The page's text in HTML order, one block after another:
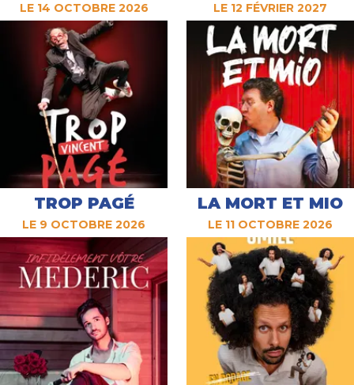
LE 14 OCTOBRE 2026 LE 12 FÉVRIER 2027
TROP PAGÉ
LE 9 OCTOBRE 2026
LA MORT ET MIO
LE 11 OCTOBRE 2026